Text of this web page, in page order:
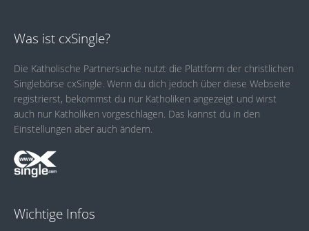
Was ist cxSingle?
Die Katholische Partnersuche nutzt die Plattform der christlichen
Singlebörse cxSingle. Wenn du dich jedoch über diese Webseite
registrierst, bekommst du nur Katholiken angezeigt und wirst
auch nur Katholiken vorgeschlagen. Das kannst du in den
Einstellungen aber auch ändern.
Wichtige Infos